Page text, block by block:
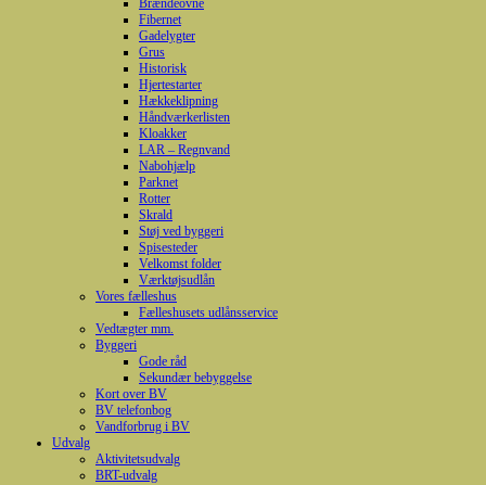
Brændeovne
Fibernet
Gadelygter
Grus
Historisk
Hjertestarter
Hækkeklipning
Håndværkerlisten
Kloakker
LAR – Regnvand
Nabohjælp
Parknet
Rotter
Skrald
Støj ved byggeri
Spisesteder
Velkomst folder
Værktøjsudlån
Vores fælleshus
Fælleshusets udlånsservice
Vedtægter mm.
Byggeri
Gode råd
Sekundær bebyggelse
Kort over BV
BV telefonbog
Vandforbrug i BV
Udvalg
Aktivitetsudvalg
BRT-udvalg